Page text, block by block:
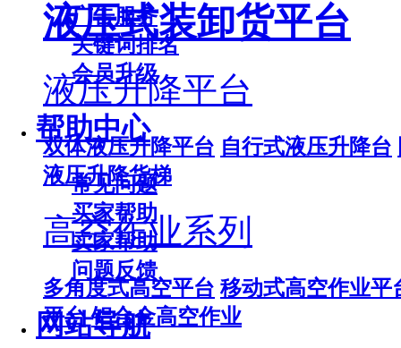
广告服务
关键词排名
会员升级
帮助中心
常见问题
买家帮助
卖家帮助
问题反馈
网站导航
液压式装卸货平台
液压升降平台
双体液压升降平台 自行式液压升降台
液压升降货梯
高空作业系列
多角度式高空平台 移动式高空作业平
平台 铝合金高空作业